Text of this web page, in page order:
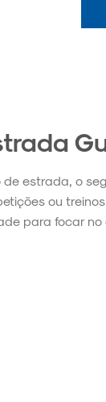
estrada, o
ou
para focar